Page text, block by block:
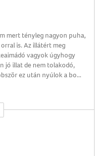
mert tényleg nagyon puha,
is. Az illátért meg
vagyok úgyhogy
jó illat de nem tolakodó,
ez után nyúlok a bo...